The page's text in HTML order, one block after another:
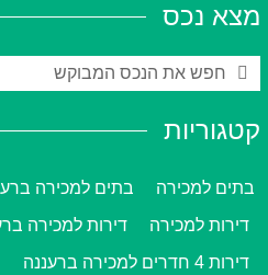
מצא נכס
קטגוריות
בתים למכירה
בתים למכירה
דירות למכירה
דירות למכירה
דירות 4 חדרים למכירה ברעננה